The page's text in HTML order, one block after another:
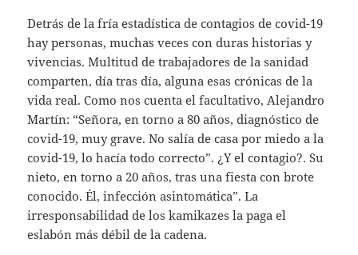
Detrás de la fría estadística de contagios de covid-19
hay personas, muchas veces con duras historias y
vivencias. Multitud de trabajadores de la sanidad
comparten, día tras día, alguna esas crónicas de la
vida real. Como nos cuenta el facultativo, Alejandro
Martín: “Señora, en torno a 80 años, diagnóstico de
covid-19, muy grave. No salía de casa por miedo a la
covid-19, lo hacía todo correcto”. ¿Y el contagio?. Su
nieto, en torno a 20 años, tras una fiesta con brote
conocido. Él, infección asintomática”. La
irresponsabilidad de los kamikazes la paga el
eslabón más débil de la cadena.